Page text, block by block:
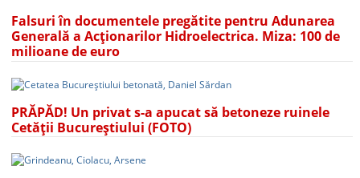
Falsuri în documentele pregătite pentru Adunarea
Generală a Acționarilor Hidroelectrica. Miza: 100 de
milioane de euro
PRĂPĂD! Un privat s-a apucat să betoneze ruinele
Cetății Bucureștiului (FOTO)